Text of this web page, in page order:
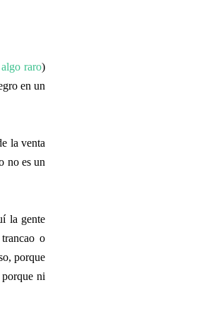
raro)
en un
la venta
no es un
la gente
o
porque
ni